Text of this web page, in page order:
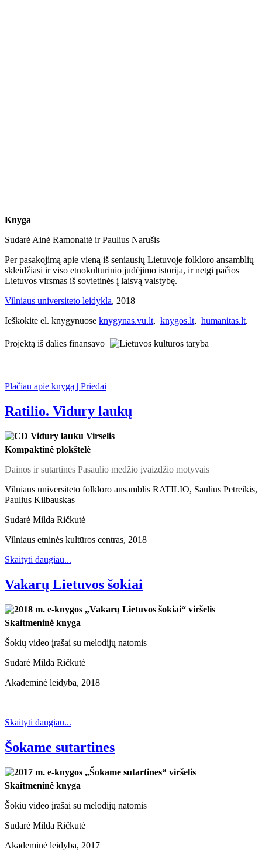
Knyga
Sudarė Ainė Ramonaitė ir Paulius Narušis
Per pasakojimą apie vieną iš seniausių Lietuvoje folkloro ansamblių
skleidžiasi ir viso etnokultūrinio judėjimo istorija, ir netgi pačios
Lietuvos virsmas iš sovietinės į laisvą valstybę.
Vilniaus universiteto leidykla, 2018
Ieškokite el. knygynuose knygynas.vu.lt, knygos.lt, humanitas.lt.
Projektą iš dalies finansavo
Plačiau apie knygą | Priedai
Ratilio. Vidury laukų
Kompaktinė plokštelė
Dainos ir sutartinės Pasaulio medžio įvaizdžio motyvais
Vilniaus universiteto folkloro ansamblis RATILIO, Saulius Petreikis,
Paulius Kilbauskas
Sudarė Milda Ričkutė
Vilniaus etninės kultūros centras, 2018
Skaityti daugiau...
Vakarų Lietuvos šokiai
Skaitmeninė knyga
Šokių video įrašai su melodijų natomis
Sudarė Milda Ričkutė
Akademinė leidyba, 2018
Skaityti daugiau...
Šokame sutartines
Skaitmeninė knyga
Šokių video įrašai su melodijų natomis
Sudarė Milda Ričkutė
Akademinė leidyba, 2017